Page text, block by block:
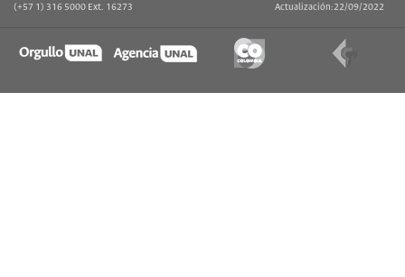
(+57 1) 316 5000 Ext. 16273
Actualización:22/09/2022